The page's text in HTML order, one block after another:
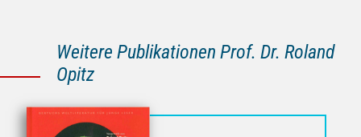
Weitere Publikationen Prof. Dr. Roland
Opitz